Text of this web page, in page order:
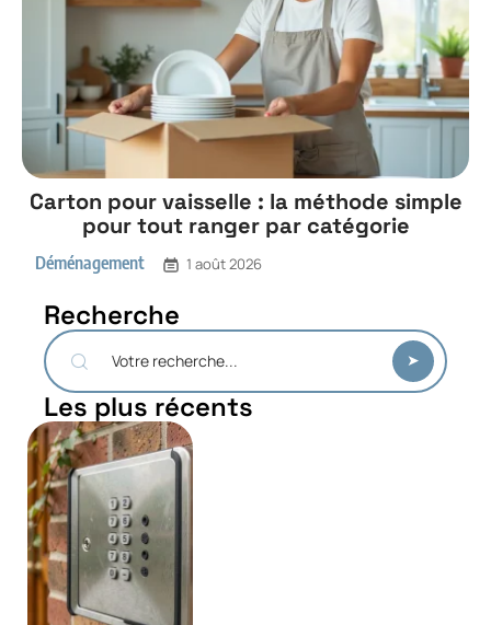
Carton pour vaisselle : la méthode simple
pour tout ranger par catégorie
Déménagement 1 août 2026
Recherche
Les plus récents